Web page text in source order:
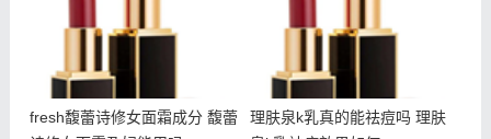
fresh馥蕾诗修女面霜成分 馥蕾
理肤泉k乳真的能祛痘吗 理肤